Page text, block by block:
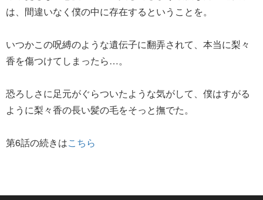
は、間違いなく僕の中に存在するということを。
いつかこの呪縛のような遺伝子に翻弄されて、本当に梨々
香を傷つけてしまったら…。
恐ろしさに足元がぐらついたような気がして、僕はすがる
ように梨々香の長い髪の毛をそっと撫でた。
第6話の続きはこちら